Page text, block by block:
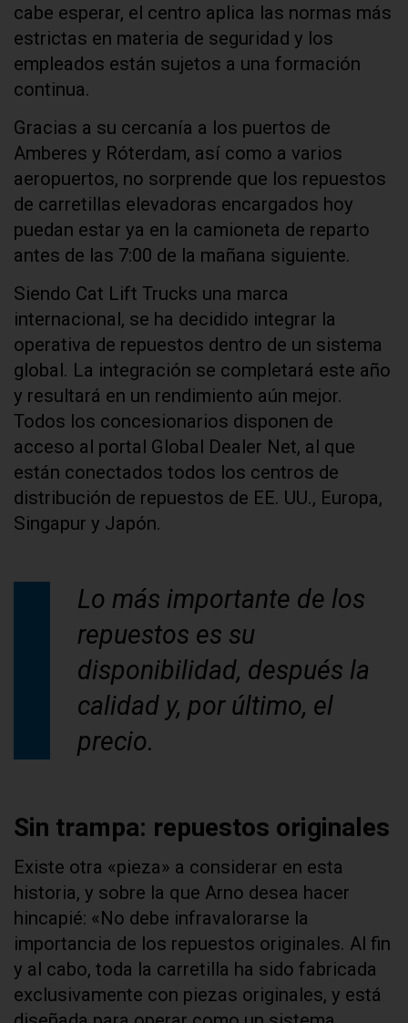
cabe esperar, el centro aplica las normas más
estrictas en materia de seguridad y los
empleados están sujetos a una formación
continua.
Gracias a su cercanía a los puertos de
Amberes y Róterdam, así como a varios
aeropuertos, no sorprende que los repuestos
de carretillas elevadoras encargados hoy
puedan estar ya en la camioneta de reparto
antes de las 7:00 de la mañana siguiente.
Siendo Cat Lift Trucks una marca
internacional, se ha decidido integrar la
operativa de repuestos dentro de un sistema
global. La integración se completará este año
y resultará en un rendimiento aún mejor.
Todos los concesionarios disponen de
acceso al portal Global Dealer Net, al que
están conectados todos los centros de
distribución de repuestos de EE. UU., Europa,
Singapur y Japón.
Lo más importante de los
repuestos es su
disponibilidad, después la
calidad y, por último, el
precio.
Sin trampa: repuestos originales
Existe otra «pieza» a considerar en esta
historia, y sobre la que Arno desea hacer
hincapié: «No debe infravalorarse la
importancia de los repuestos originales. Al fin
y al cabo, toda la carretilla ha sido fabricada
exclusivamente con piezas originales, y está